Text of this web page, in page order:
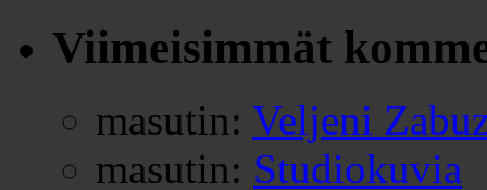
Viimeisimmät
masutin: Veljeni
masutin: Studiokuvia